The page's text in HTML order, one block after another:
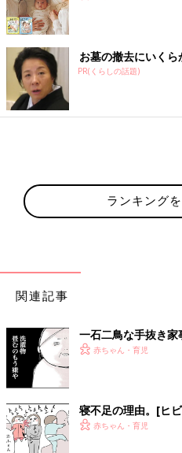
お墓の撤去にいく
PR(くらしの話題)
ランキング
関連記事
一石二鳥な手抜き
赤ちゃん・育児
寝不足の理由。[ヒ
赤ちゃん・育児